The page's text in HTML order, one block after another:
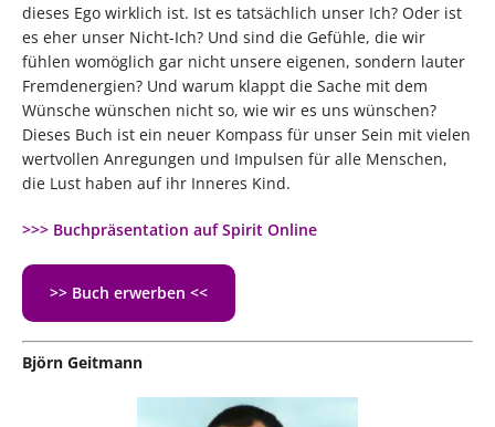
dieses Ego wirklich ist. Ist es tatsächlich unser Ich? Oder ist
es eher unser Nicht-Ich? Und sind die Gefühle, die wir
fühlen womöglich gar nicht unsere eigenen, sondern lauter
Fremdenergien? Und warum klappt die Sache mit dem
Wünsche wünschen nicht so, wie wir es uns wünschen?
Dieses Buch ist ein neuer Kompass für unser Sein mit vielen
wertvollen Anregungen und Impulsen für alle Menschen,
die Lust haben auf ihr Inneres Kind.
>>> Buchpräsentation auf Spirit Online
>> Buch erwerben <<
Björn Geitmann